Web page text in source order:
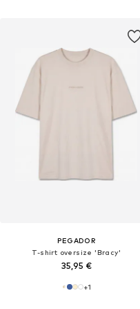
PEGADOR
T-shirt oversize 'Bracy'
35,95 €
+1